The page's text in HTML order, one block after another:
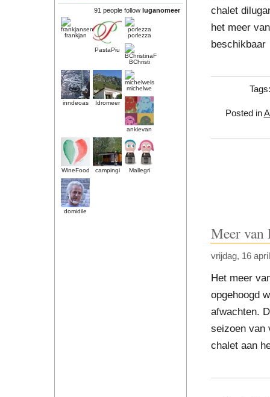
chalet
het meer
beschikbaar
Posted in
Meer van
vrijdag, 16
Het meer
opgehoogd
afwachten.
seizoen van
chalet aan
91 people follow luganomeer
frankjan
PastaPiu
porlezza
BChristi
inndeoas Idromeer
michelwe
ankievan
WineFood campingi Mallegri
domidile